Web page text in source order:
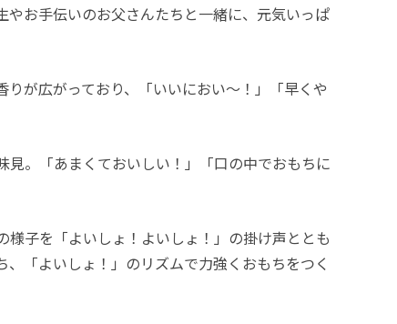
お手伝いのお父さんたちと一緒に、元気いっぱ
が広がっており、「いいにおい〜！」「早くや
。「あまくておいしい！」「口の中でおもちに
子を「よいしょ！よいしょ！」の掛け声ととも
「よいしょ！」のリズムで力強くおもちをつく